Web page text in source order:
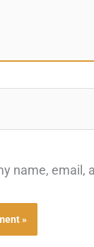
name, email,